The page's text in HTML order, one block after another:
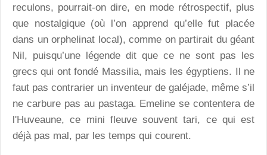
reculons, pourrait-on dire, en mode rétrospectif, plus
que nostalgique (où l’on apprend qu’elle fut placée
dans un orphelinat local), comme on partirait du géant
Nil, puisqu’une légende dit que ce ne sont pas les
grecs qui ont fondé Massilia, mais les égyptiens. Il ne
faut pas contrarier un inventeur de galéjade, même s’il
ne carbure pas au pastaga. Emeline se contentera de
l'Huveaune, ce mini fleuve souvent tari, ce qui est
déjà pas mal, par les temps qui courent.